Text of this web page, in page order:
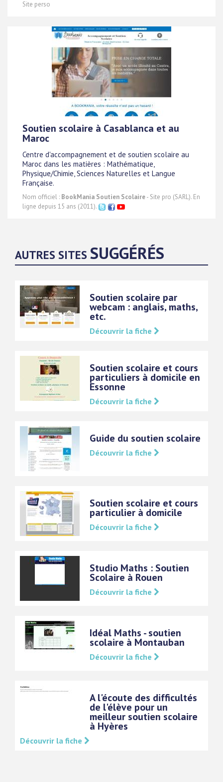
Site perso
Soutien scolaire à Casablanca et au
Maroc
Centre d'accompagnement et de soutien scolaire au
Maroc dans les matières : Mathématique,
Physique/Chimie, Sciences Naturelles et Langue
Française.
Nom officiel : BookMania Soutien Scolaire- Site pro (SARL). En
ligne depuis 15 ans (2011).
AUTRES SITES SUGGÉRÉS
Soutien scolaire par
webcam : anglais, maths,
etc.
Découvrir la fiche
Soutien scolaire et cours
particuliers à domicile en
Essonne
Découvrir la fiche
Guide du soutien scolaire
Découvrir la fiche
Soutien scolaire et cours
particulier à domicile
Découvrir la fiche
Studio Maths : Soutien
Scolaire à Rouen
Découvrir la fiche
Idéal Maths - soutien
scolaire à Montauban
Découvrir la fiche
A l'écoute des difficultés
de l'élève pour un
meilleur soutien scolaire
à Hyères
Découvrir la fiche